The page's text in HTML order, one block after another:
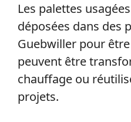
Les palettes
déposées dans des
Guebwiller pour
peuvent être
chauffage ou
projets.